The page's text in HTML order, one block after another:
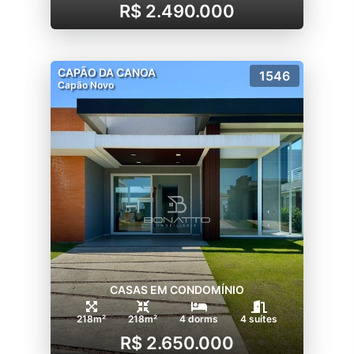
R$ 2.490.000
CAPÃO DA CANOA
Capão Novo
1546
CASAS EM CONDOMÍNIO
218m² 218m² 4 dorms 4 suítes
R$ 2.650.000